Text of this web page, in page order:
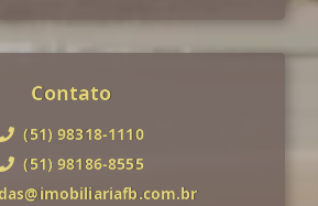
Contato
(51) 98318-1110
(51) 98186-8555